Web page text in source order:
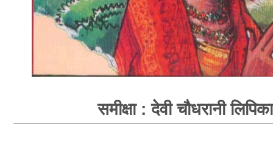
समीक्षा : देवी चौधरानी लिपिका